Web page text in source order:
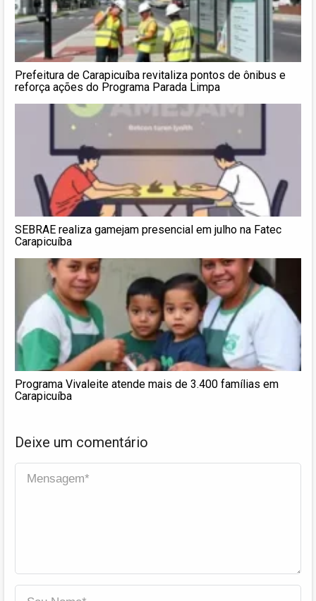
Prefeitura de Carapicuíba revitaliza pontos de ônibus e
reforça ações do Programa Parada Limpa
SEBRAE realiza gamejam presencial em julho na Fatec
Carapicuíba
Programa Vivaleite atende mais de 3.400 famílias em
Carapicuíba
Deixe um comentário